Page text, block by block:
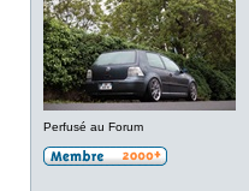
Perfusé au Forum